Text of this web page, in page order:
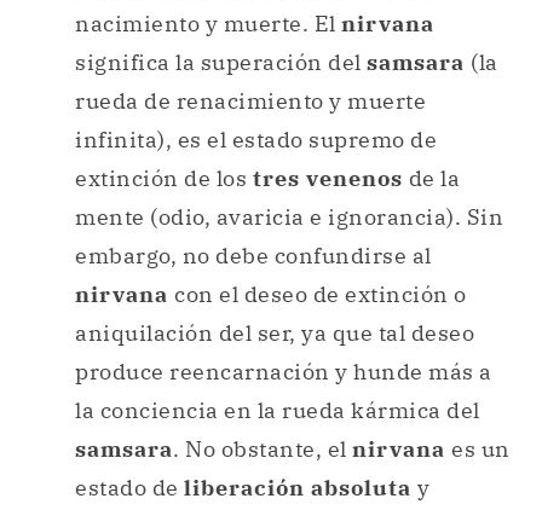
nacimiento y muerte. El nirvana
significa la superación del samsara (la
rueda de renacimiento y muerte
infinita), es el estado supremo de
extinción de los tres venenos de la
mente (odio, avaricia e ignorancia). Sin
embargo, no debe confundirse al
nirvana con el deseo de extinción o
aniquilación del ser, ya que tal deseo
produce reencarnación y hunde más a
la conciencia en la rueda kármica del
samsara. No obstante, el nirvana es un
estado de liberación absoluta y